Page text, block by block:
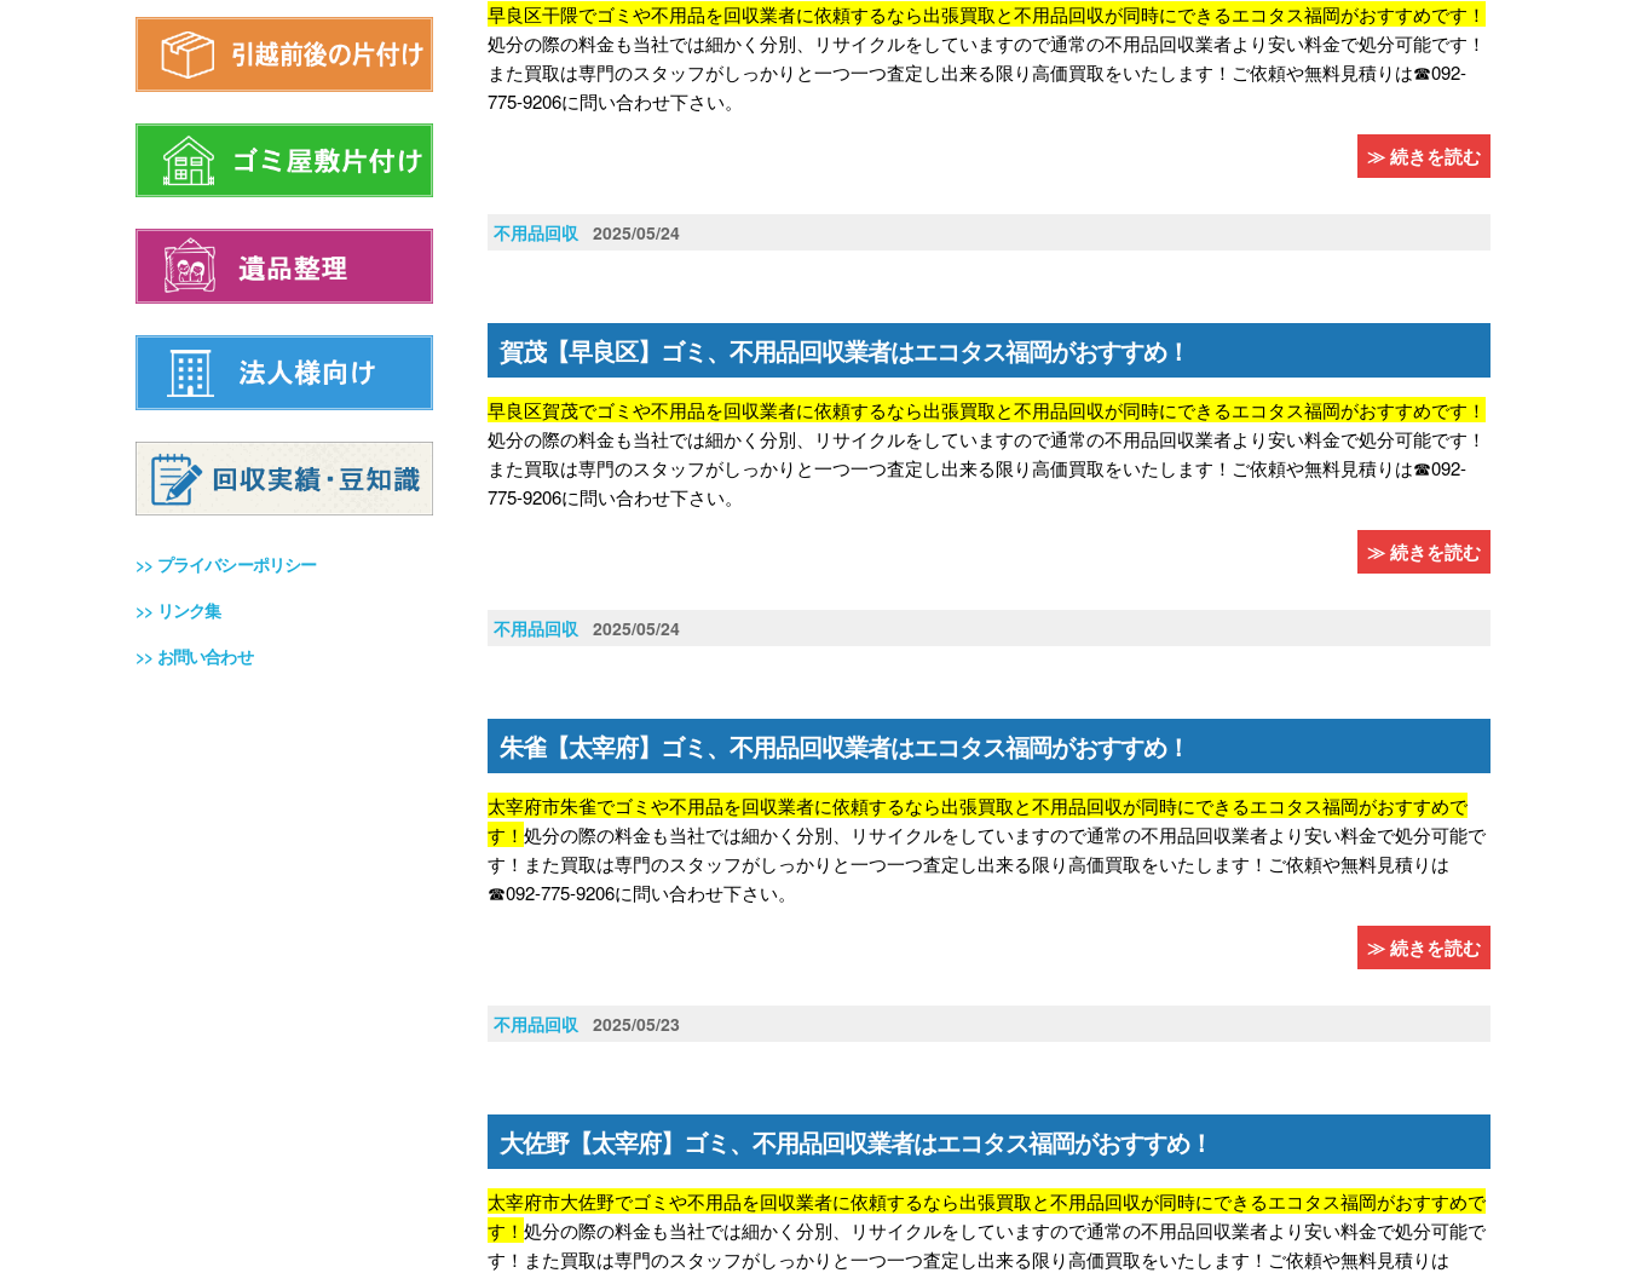
>> プライバシーポリシー
>> リンク集
>> お問い合わせ
早良区干隈でゴミや不用品を回収業者に依頼するなら出張買取と不用品回収が同時にできるエコタス福岡がおすすめです！
処分の際の料金も当社では細かく分別、リサイクルをしていますので通常の不用品回収業者より安い料金で処分可能です！
また買取は専門のスタッフがしっかりと一つ一つ査定し出来る限り高価買取をいたします！ご依頼や無料見積りは☎092-
775-9206に問い合わせ下さい。
≫ 続きを読む
不用品回収 2025/05/24
賀茂【早良区】ゴミ、不用品回収業者はエコタス福岡がおすすめ！
早良区賀茂でゴミや不用品を回収業者に依頼するなら出張買取と不用品回収が同時にできるエコタス福岡がおすすめです！
処分の際の料金も当社では細かく分別、リサイクルをしていますので通常の不用品回収業者より安い料金で処分可能です！
また買取は専門のスタッフがしっかりと一つ一つ査定し出来る限り高価買取をいたします！ご依頼や無料見積りは☎092-
775-9206に問い合わせ下さい。
≫ 続きを読む
不用品回収 2025/05/24
朱雀【太宰府】ゴミ、不用品回収業者はエコタス福岡がおすすめ！
太宰府市朱雀でゴミや不用品を回収業者に依頼するなら出張買取と不用品回収が同時にできるエコタス福岡がおすすめで
す！処分の際の料金も当社では細かく分別、リサイクルをしていますので通常の不用品回収業者より安い料金で処分可能で
す！また買取は専門のスタッフがしっかりと一つ一つ査定し出来る限り高価買取をいたします！ご依頼や無料見積りは
☎092-775-9206に問い合わせ下さい。
≫ 続きを読む
不用品回収 2025/05/23
大佐野【太宰府】ゴミ、不用品回収業者はエコタス福岡がおすすめ！
太宰府市大佐野でゴミや不用品を回収業者に依頼するなら出張買取と不用品回収が同時にできるエコタス福岡がおすすめで
す！処分の際の料金も当社では細かく分別、リサイクルをしていますので通常の不用品回収業者より安い料金で処分可能で
す！また買取は専門のスタッフがしっかりと一つ一つ査定し出来る限り高価買取をいたします！ご依頼や無料見積りは